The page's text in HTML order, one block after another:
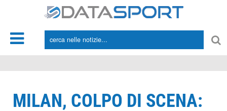
MILAN, COLPO DI SCENA: